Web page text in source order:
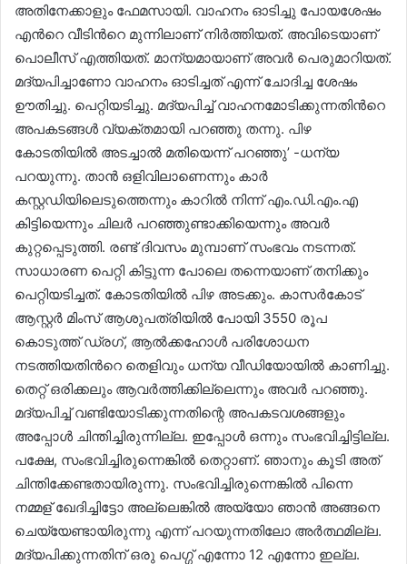
അതിനേക്കാളും ഫേമസായി. വാഹനം ഓടിച്ചു പോയശേഷം
എന്‍റെ വീടിന്‍റെ മുന്നിലാണ് നിര്‍ത്തിയത്. അവിടെയാണ്
പൊലീസ് എത്തിയത്. മാന്യമായാണ് അവർ പെരുമാറിയത്.
മദ്യപിച്ചാണോ വാഹനം ഓടിച്ചത് എന്ന് ചോദിച്ച ശേഷം
ഊതിച്ചു. പെറ്റിയടിച്ചു. മദ്യപിച്ച് വാഹനമോടിക്കുന്നതിന്‍റെ
അപകടങ്ങള്‍ വ്യക്തമായി പറഞ്ഞു തന്നു. പിഴ
കോടതിയില്‍ അടച്ചാല്‍ മതിയെന്ന് പറഞ്ഞു’ -ധന്യ
പറയുന്നു. താന്‍ ഒളിവിലാണെന്നും കാർ
കസ്റ്റഡിയിലെടുത്തെന്നും കാറിൽ നിന്ന് എം.ഡി.എം.എ
കിട്ടിയെന്നും ചിലർ പറഞ്ഞു​ണ്ടാക്കിയെന്നും അവർ
കുറ്റപ്പെടുത്തി. രണ്ട് ദിവസം മുമ്പാണ് സംഭവം നടന്നത്.
സാധാരണ പെറ്റി കിട്ടുന്ന പോലെ തന്നെയാണ് തനിക്കും
പെറ്റിയടിച്ചത്. കോടതിയില്‍ പിഴ അടക്കും. കാസർകോട്
ആസ്റ്റർ മിംസ് ആശുപത്രിയില്‍ പോയി 3550 രൂപ
കൊടുത്ത് ഡ്രഗ്, ആൽക്കഹോൾ പരിശോധന
നടത്തിയതിന്‍റെ തെളിവും ധന്യ വീഡിയോയിൽ കാണിച്ചു.
തെറ്റ് ഒരിക്കലും ആവര്‍ത്തിക്കില്ലെന്നും അവർ പറഞ്ഞു.
മദ്യപിച്ച് വണ്ടിയോടിക്കുന്നതിന്റെ അപകടവശങ്ങളും
അപ്പോള്‍ ചിന്തിച്ചിരുന്നില്ല. ഇപ്പോള്‍ ഒന്നും സംഭവിച്ചിട്ടില്ല.
പക്ഷേ, സംഭവിച്ചിരുന്നെങ്കില്‍ തെറ്റാണ്. ഞാനും കൂടി അത്
ചിന്തിക്കേണ്ടതായിരുന്നു. സംഭവിച്ചിരുന്നെങ്കില്‍ പിന്നെ
നമ്മള് ഖേദിച്ചിട്ടോ അല്ലെങ്കില്‍ അയ്യോ ഞാന്‍ അങ്ങനെ
ചെയ്യേണ്ടായിരുന്നു എന്ന് പറയുന്നതിലോ അര്‍ത്ഥമില്ല.
മദ്യപിക്കുന്നതിന് ഒരു പെഗ്ഗ് എന്നോ 12 എന്നോ ഇല്ല.